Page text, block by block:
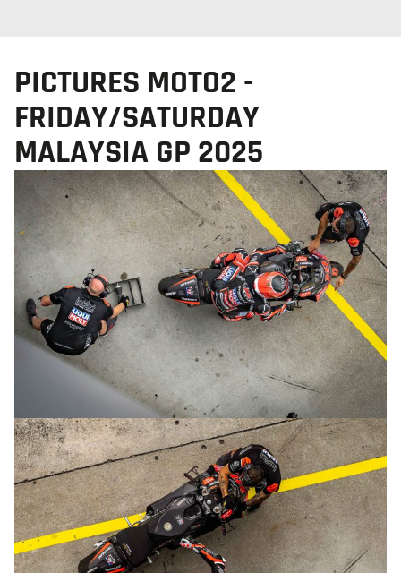
PICTURES MOTO2 -
FRIDAY/SATURDAY
MALAYSIA GP 2025
© R.Lekl